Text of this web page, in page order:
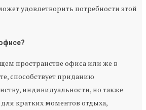
удовлетворить потребности этой
пространстве офиса или же в
способствует приданию
индивидуальности, но также
кратких моментов отдыха,